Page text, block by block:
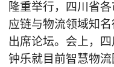
隆重举行，四川省
应链与物流领域知
出席论坛。会上，
钟乐就目前智慧物